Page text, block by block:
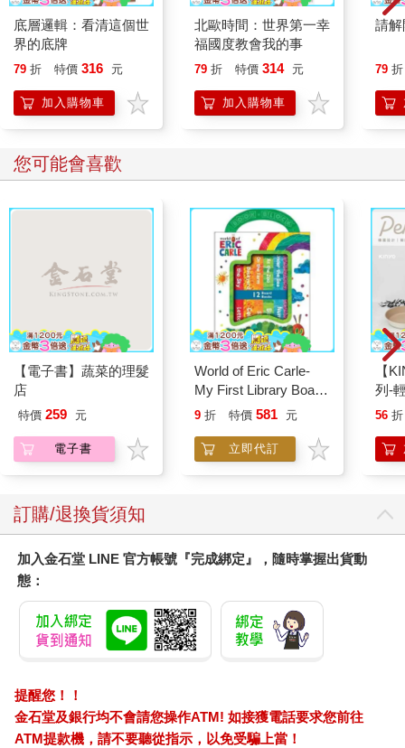
底層邏輯：看清這個世
界的底牌
79 折 特價 316 元
加入購物車
北歐時間：世界第一幸
福國度教會我的事
79 折 特價 314 元
加入購物車
請解
79 折
您可能會喜歡
【電子書】蔬菜的理髮
店
特價 259 元
電子書
World of Eric Carle-
My First Library Board
Book Block Set
9 折 特價 581 元
立即代訂
【
列-
平
56 折
訂購/退換貨須知
加入金石堂 LINE 官方帳號『完成綁定』，隨時掌握出貨動
態：
提醒您！！
金石堂及銀行均不會請您操作ATM! 如接獲電話要求您前往
ATM提款機，請不要聽從指示，以免受騙上當！